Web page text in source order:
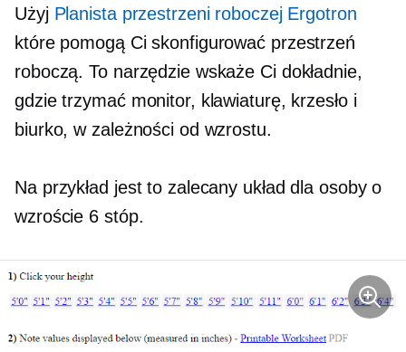
Użyj Planista przestrzeni roboczej Ergotron
które pomogą Ci skonfigurować przestrzeń
roboczą. To narzędzie wskaże Ci dokładnie,
gdzie trzymać monitor, klawiaturę, krzesło i
biurko, w zależności od wzrostu.
Na przykład jest to zalecany układ dla osoby o
wzroście 6 stóp.